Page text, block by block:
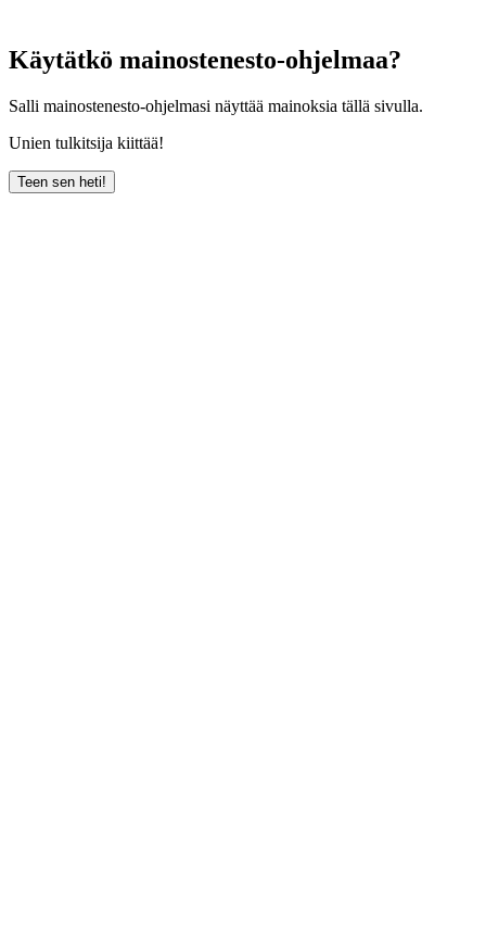
Käytätkö mainostenesto-ohjelmaa?
Salli mainostenesto-ohjelmasi näyttää mainoksia tällä sivulla.
Unien tulkitsija kiittää!
Teen sen heti!